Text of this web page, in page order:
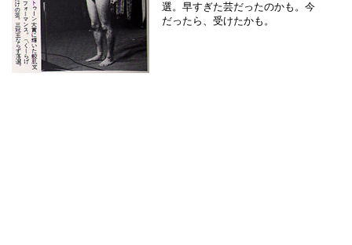
選。早すぎた芸だったのかも。今
だったら、受けたかも。